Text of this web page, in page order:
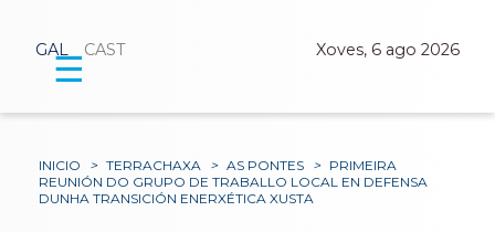
GAL CAST Xoves, 6 ago 2026
☰
INICIO > TERRACHAXA > AS PONTES > PRIMEIRA
REUNIÓN DO GRUPO DE TRABALLO LOCAL EN DEFENSA
DUNHA TRANSICIÓN ENERXÉTICA XUSTA